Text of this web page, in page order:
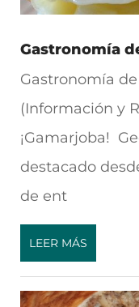
Gastronomía
Gastronomía
(Información y
¡Gamarjoba!
destacado
de ent
LEER MÁS